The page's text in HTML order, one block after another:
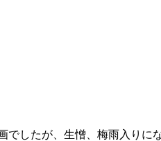
でしたが、生憎、梅雨入りに